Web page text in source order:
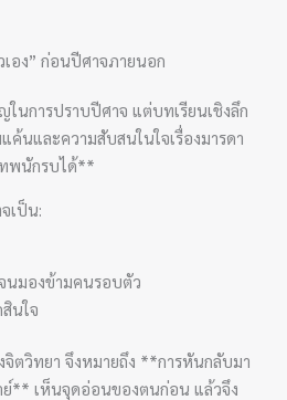
เอง” ก่อนปีศาจภายนอก
ในการปราบปีศาจ แต่บทเรียนเชิงลึก
ค้นและความสับสนในใจเรื่องมารดา
ทพนักรบได้**
เป็น:
นมองข้ามคนรอบตัว
นใจ
จิตวิทยา จึงหมายถึง **การหันกลับมา
ย์** เห็นจุดอ่อนของตนก่อน แล้วจึง